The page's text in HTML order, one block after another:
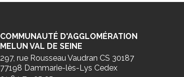
COMMUNAUTÉ D'AGGLOMÉRATION
MELUN VAL DE SEINE
297, rue Rousseau Vaudran CS 30187
77198 Dammarie-lès-Lys Cedex